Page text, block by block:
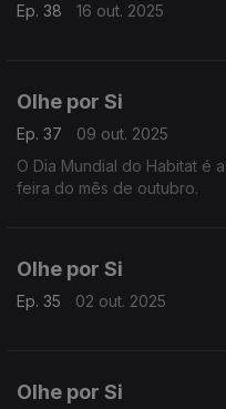
Ep. 38 16 out. 2025
Olhe por Si
Ep. 37
09 out. 2025
O Dia Mundial do Habitat é
feira do mês de outubro.
Olhe por Si
Ep. 35 02 out. 2025
Olhe por Si